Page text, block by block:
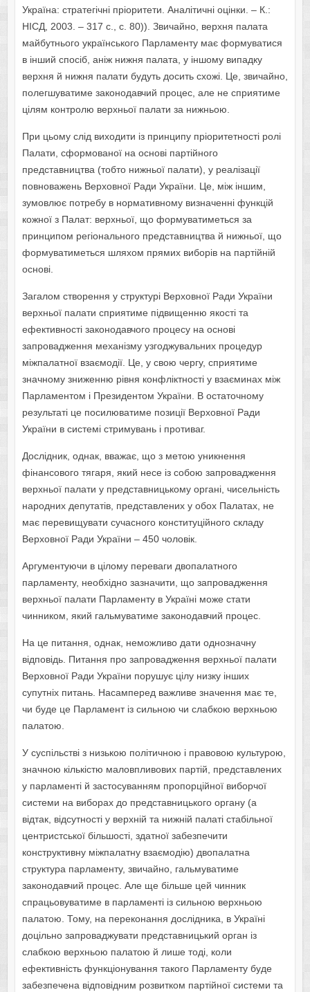
Україна: стратегічні пріоритети. Аналітичні оцінки. – К.:
НІСД, 2003. – 317 с., с. 80)). Звичайно, верхня палата
майбутнього українського Парламенту має формуватися
в інший спосіб, аніж нижня палата, у іншому випадку
верхня й нижня палати будуть досить схожі. Це, звичайно,
полегшуватиме законодавчий процес, але не сприятиме
цілям контролю верхньої палати за нижньою.
При цьому слід виходити із принципу пріоритетності ролі
Палати, сформованої на основі партійного
представництва (тобто нижньої палати), у реалізації
повноважень Верховної Ради України. Це, між іншим,
зумовлює потребу в нормативному визначенні функцій
кожної з Палат: верхньої, що формуватиметься за
принципом регіонального представництва й нижньої, що
формуватиметься шляхом прямих виборів на партійній
основі.
Загалом створення у структурі Верховної Ради України
верхньої палати сприятиме підвищенню якості та
ефективності законодавчого процесу на основі
запровадження механізму узгоджувальних процедур
міжпалатної взаємодії. Це, у свою чергу, сприятиме
значному зниженню рівня конфліктності у взаєминах між
Парламентом і Президентом України. В остаточному
результаті це посилюватиме позиції Верховної Ради
України в системі стримувань і противаг.
Дослідник, однак, вважає, що з метою уникнення
фінансового тягаря, який несе із собою запровадження
верхньої палати у представницькому органі, чисельність
народних депутатів, представлених у обох Палатах, не
має перевищувати сучасного конституційного складу
Верховної Ради України – 450 чоловік.
Аргументуючи в цілому переваги двопалатного
парламенту, необхідно зазначити, що запровадження
верхньої палати Парламенту в Україні може стати
чинником, який гальмуватиме законодавчий процес.
На це питання, однак, неможливо дати однозначну
відповідь. Питання про запровадження верхньої палати
Верховної Ради України порушує цілу низку інших
супутніх питань. Насамперед важливе значення має те,
чи буде це Парламент із сильною чи слабкою верхньою
палатою.
У суспільстві з низькою політичною і правовою культурою,
значною кількістю маловпливових партій, представлених
у парламенті й застосуванням пропорційної виборчої
системи на виборах до представницького органу (а
відтак, відсутності у верхній та нижній палаті стабільної
центристської більшості, здатної забезпечити
конструктивну міжпалатну взаємодію) двопалатна
структура парламенту, звичайно, гальмуватиме
законодавчий процес. Але ще більше цей чинник
спрацьовуватиме в парламенті із сильною верхньою
палатою. Тому, на переконання дослідника, в Україні
доцільно запроваджувати представницький орган із
слабкою верхньою палатою й лише тоді, коли
ефективність функціонування такого Парламенту буде
забезпечена відповідним розвитком партійної системи та